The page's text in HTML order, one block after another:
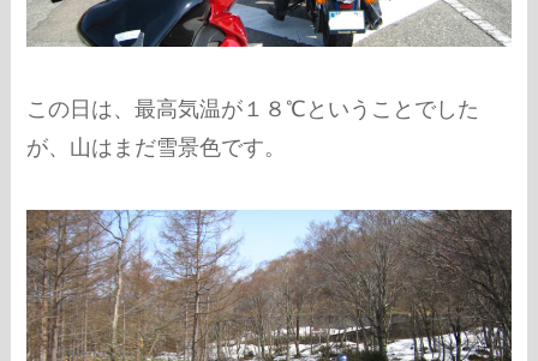
この日は、最高気温が１８℃ということでした
が、山はまだ雪景色です。